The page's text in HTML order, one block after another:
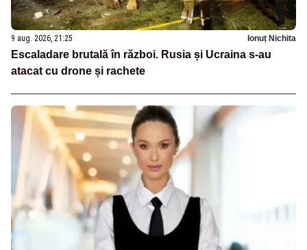
9 aug. 2026, 21:25 Ionuț Nichita
Escaladare brutală în război. Rusia și Ucraina s-au
atacat cu drone și rachete